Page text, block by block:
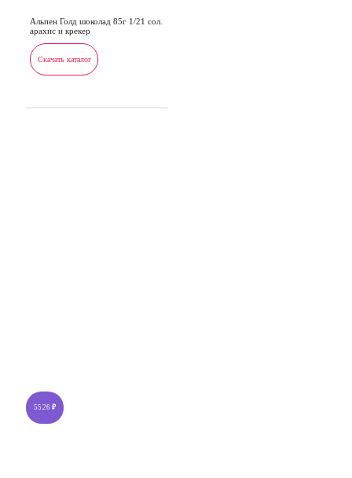
Альпен Голд шоколад 85г 1/21 сол.
арахис и крекер
Скачать каталог
55.26 ₽